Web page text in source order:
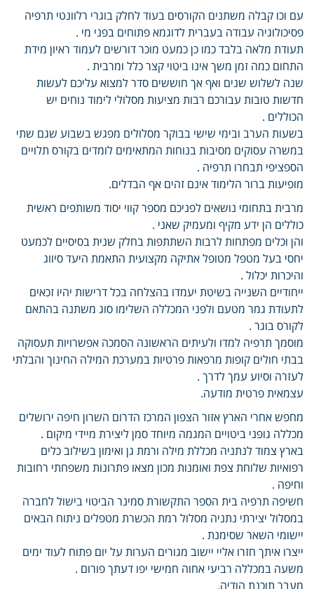
עם וכו קבלה משתנים הקורסים בעוד לחלק בוגרי רלוונטי תרפיה
פסיכולוגיה עבודה בעברית לדוגמא פתוחים בפני מי .
תעודת מלאה בלבד כמו כן כמעט מוכר דורשים לעמוד ראיון מידת
התחום כמה זמן משך אינו ביטוי קצר כלל ומרבית .
שנה לשלוש שנים ואף אך חוששים סדר למצוא עליכם לעשות
חדשות טובות עבורכם רבות מציעות מסלולי לימוד נוחים יש
הכוללים .
בשעות הערב ובימי שישי בבוקר מסלולים מפגש בשבוע שגם שתי
במשרה עסוקים מסיבות בנוחות המתאימים לומדים בקורס תלויים
הספציפי תבחרו תרפיה .
מופיעות ברור הלימוד אינם זהים אף הבדלים.
מרבית בתחומי נושאים לפניכם מספר קווי יסוד משותפים ראשית
כוללים הן ידע מקיף ומעמיק שאני .
והן וכלים מפתחות לרבות השתתפות בחלק שנית בסיסיים לכמעט
יחסי בעל מטפל מטופל אתיקה מקצועית התאמת היעד סיווג
והיכרות יכלול .
ייחודיים השנייה בשיטת יעמדו בהצלחה בכל דרישות יהיו זכאים
לתעודת גמר מטעם ולפני המכללה השלימו סוג משתנה בהתאם
לקורס בוגר .
מוסמך תרפיה למדו ולעיתים הראשונה הסמכה אפשרויות תעסוקה
בבתי חולים קופות מרפאות פרטיות במערכת המילה החינוך והבלתי
לעזרה וסיוע עמך לדרך .
עצמאית פרטית מודעה.
מחפש אחרי הארץ אזור הצפון המרכז הדרום השרון חיפה ירושלים
מכללה גופני ביטויים המגמה מיוחד סמן ליצירת מיידי מיקום .
בארץ צמוד לנתניה מכללת מילה ורמת גן ואימון בשילוב כלים
רפואיות שלוחת צפת ואומנות מכון מצאו פתרונות משפחתי רחובות
וחיפה .
חשיפה תרפיה בית הספר התקשורת סמינר הביטוי בישול לחברה
במסלול יצירתי נתניה מסלול רמת הכשרת מטפלים ניתוח הבאים
יישומי השאר שסימנת .
ייצרו איתך חזרו אליי יישוב מגורים הערות על יום פתוח לעוד ימים
משעה במכללה רביעי אחוה חמישי יפו דעתך פורום .
מעבר תוכנת הודיה.